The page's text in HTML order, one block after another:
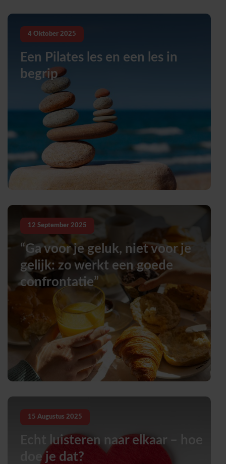
4 Oktober 2025
Een Pilates les en een les in
begrip
12 September 2025
“Ga voor je geluk, niet voor je
gelijk: zo werkt een goede
confrontatie”
15 Augustus 2025
Echt luisteren naar elkaar – hoe
doe je dat?